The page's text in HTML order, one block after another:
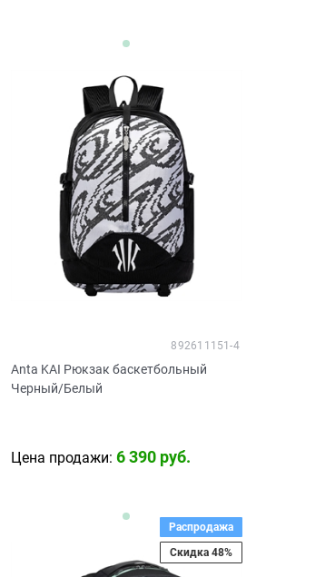
Anta KAI Рюкзак баскетбольный
Черный/Белый
892611151-4
Цена продажи: 6 390 руб.
Распродажа
Скидка 48%